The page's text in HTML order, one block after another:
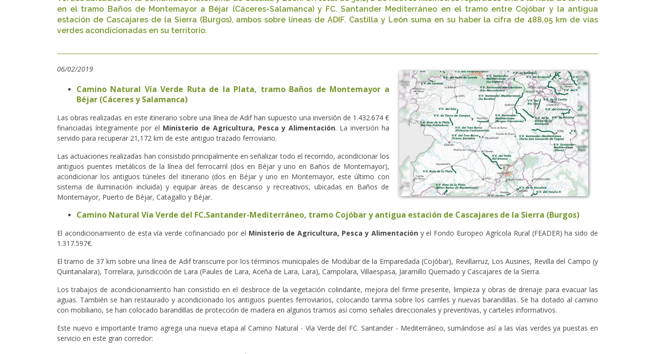
en el tramo Baños de Montemayor a Béjar (Cáceres-Salamanca) y FC. Santander Mediterráneo en el tramo entre Cojóbar y la antigua
estación de Cascajares de la Sierra (Burgos), ambos sobre líneas de ADIF. Castilla y León suma en su haber la cifra de 488,05 km de vías
verdes acondicionadas en su territorio.
06/02/2019
Camino Natural Vía Verde Ruta de la Plata, tramo Baños de Montemayor a
Béjar (Cáceres y Salamanca)
Las obras realizadas en este itinerario sobre una línea de Adif han supuesto una inversión de 1.432.674 €
financiadas íntegramente por el Ministerio de Agricultura, Pesca y Alimentación. La inversión ha
servido para recuperar 21,172 km de este antiguo trazado ferroviario.
Las actuaciones realizadas han consistido principalmente en señalizar todo el recorrido, acondicionar los
antiguos puentes metálicos de la línea del ferrocarril (dos en Béjar y uno en Baños de Montemayor),
acondicionar los antiguos túneles del itinerario (dos en Béjar y uno en Montemayor, este último con
sistema de iluminación incluida) y equipar áreas de descanso y recreativos, ubicadas en Baños de
Montemayor, Puerto de Béjar, Catagallo y Béjar.
Camino Natural Vía Verde del FC.Santander-Mediterráneo, tramo Cojóbar y antigua estación de Cascajares de la Sierra (Burgos)
El acondicionamiento de esta vía verde cofinanciado por el Ministerio de Agricultura, Pesca y Alimentacióny el Fondo Europeo Agrícola Rural (FEADER) ha sido de
1.317.597€.
El tramo de 37 km sobre una línea de Adif transcurre por los términos municipales de Modúbar de la Emparedada (Cojóbar), Revillarruz, Los Ausines, Revilla del Campo (y
Quintanalara), Torrelara, Jurisdicción de Lara (Paules de Lara, Aceña de Lara, Lara), Campolara, Villaespasa, Jaramillo Quemado y Cascajares de la Sierra.
Los trabajos de acondicionamiento han consistido en el desbroce de la vegetación colindante, mejora del firme presente, limpieza y obras de drenaje para evacuar las
aguas. También se han restaurado y acondicionado los antiguos puentes ferroviarios, colocando tarima sobre los carriles y nuevas barandillas. Se ha dotado al camino
con mobiliario, se han colocado barandillas de protección de madera en algunos tramos así como señales direccionales y preventivas, y carteles informativos.
Este nuevo e importante tramo agrega una nueva etapa al Camino Natural - Vía Verde del FC. Santander - Mediterráneo, sumándose así a las vías verdes ya puestas en
servicio en este gran corredor: